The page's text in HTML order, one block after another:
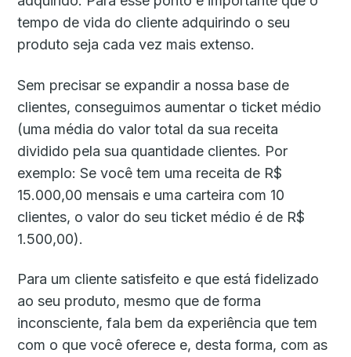
tempo de vida do cliente adquirindo o seu
produto seja cada vez mais extenso.
Sem precisar se expandir a nossa base de
clientes, conseguimos aumentar o ticket médio
(uma média do valor total da sua receita
dividido pela sua quantidade clientes. Por
exemplo: Se você tem uma receita de R$
15.000,00 mensais e uma carteira com 10
clientes, o valor do seu ticket médio é de R$
1.500,00).
Para um cliente satisfeito e que está fidelizado
ao seu produto, mesmo que de forma
inconsciente, fala bem da experiência que tem
com o que você oferece e, desta forma, com as